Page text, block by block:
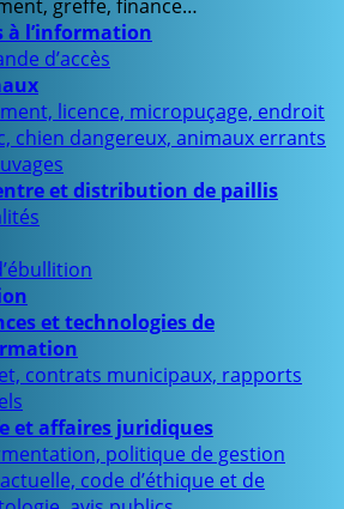
greffe, finance…
à l’information
d’accès
licence, micropuçage, endroit
chien dangereux, animaux errants
et distribution de paillis
et technologies de
contrats municipaux, rapports
et affaires juridiques
politique de gestion
code d’éthique et de